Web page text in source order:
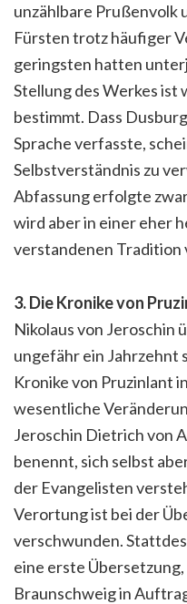
unzählbare Prußenvolk
Fürsten trotz häufiger
geringsten hatten
Stellung des Werkes ist
bestimmt. Dass
Sprache verfasste,
Selbstverständnis zu
Abfassung erfolgte
wird aber in einer eher
verstandenen
3. Die Kronike von
Nikolaus von Jeroschin
ungefähr ein Jahrzehnt
Kronike von Pruzinlant
wesentliche
Jeroschin Dietrich von
benennt, sich selbst
der Evangelisten
Verortung ist bei der
verschwunden.
eine erste
Braunschweig in